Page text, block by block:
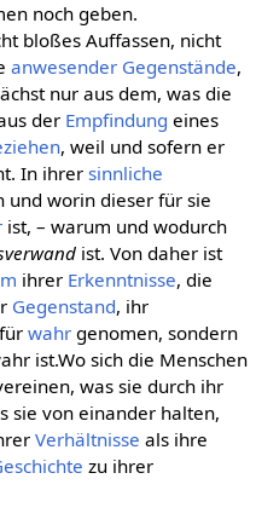
noch geben.
bloßes Auffassen, nicht
anwesender Gegenstände,
nur aus dem, was die
der Empfindung eines
, weil und sofern er
In ihrersinnliche
worin dieser für sie
ist, – warum und wodurch
ist. Von daher ist
ihrer Erkenntnisse, die
Gegenstand, ihr
wahrgenomen, sondern
ist.Wo sich die Menschen
was sie durch ihr
sie von einander halten,
Verhältnisse als ihre
zu ihrer